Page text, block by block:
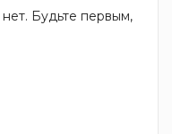
Будьте первым,